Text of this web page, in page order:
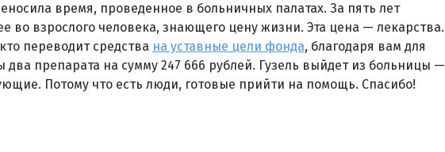
время, проведенное в больничных палатах. За пять лет
во взрослого человека, знающего цену жизни. Эта цена — лекарства.
переводит средства на уставные цели фонда, благодаря вам для
два препарата на сумму 247 666 рублей. Гузель выйдет из больницы —
Потому что есть люди, готовые прийти на помощь. Спасибо!